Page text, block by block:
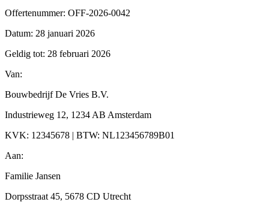
Offertenummer: OFF-2026-0042
Datum: 28 januari 2026
Geldig tot: 28 februari 2026
Van:
Bouwbedrijf De Vries B.V.
Industrieweg 12, 1234 AB Amsterdam
KVK: 12345678 | BTW: NL123456789B01
Aan:
Familie Jansen
Dorpsstraat 45, 5678 CD Utrecht